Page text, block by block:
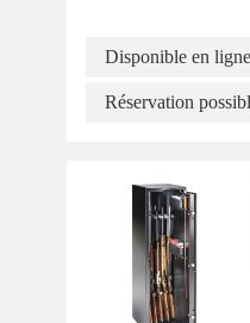
Disponible en ligne
Réservation